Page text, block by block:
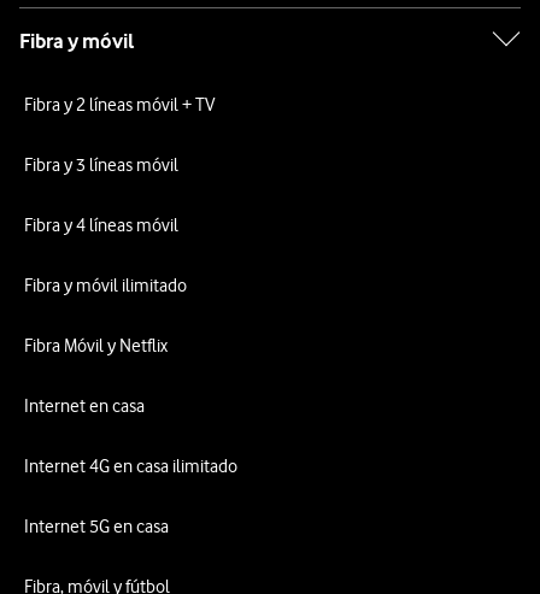
Fibra y móvil
Fibra y 2 líneas móvil + TV
Fibra y 3 líneas móvil
Fibra y 4 líneas móvil
Fibra y móvil ilimitado
Fibra Móvil y Netflix
Internet en casa
Internet 4G en casa ilimitado
Internet 5G en casa
Fibra, móvil y fútbol